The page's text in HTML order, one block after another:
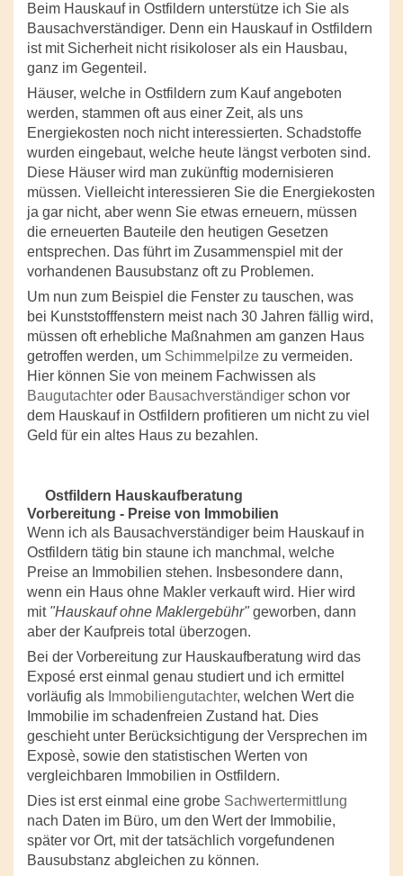
Beim Hauskauf in Ostfildern unterstütze ich Sie als
Bausachverständiger. Denn ein Hauskauf in Ostfildern
ist mit Sicherheit nicht risikoloser als ein Hausbau,
ganz im Gegenteil.
Häuser, welche in Ostfildern zum Kauf angeboten
werden, stammen oft aus einer Zeit, als uns
Energiekosten noch nicht interessierten. Schadstoffe
wurden eingebaut, welche heute längst verboten sind.
Diese Häuser wird man zukünftig modernisieren
müssen. Vielleicht interessieren Sie die Energiekosten
ja gar nicht, aber wenn Sie etwas erneuern, müssen
die erneuerten Bauteile den heutigen Gesetzen
entsprechen. Das führt im Zusammenspiel mit der
vorhandenen Bausubstanz oft zu Problemen.
Um nun zum Beispiel die Fenster zu tauschen, was
bei Kunststofffenstern meist nach 30 Jahren fällig wird,
müssen oft erhebliche Maßnahmen am ganzen Haus
getroffen werden, um Schimmelpilze zu vermeiden.
Hier können Sie von meinem Fachwissen als
Baugutachter oder Bausachverständiger schon vor
dem Hauskauf in Ostfildern profitieren um nicht zu viel
Geld für ein altes Haus zu bezahlen.
Ostfildern Hauskaufberatung
Vorbereitung - Preise von Immobilien
Wenn ich als Bausachverständiger beim Hauskauf in
Ostfildern tätig bin staune ich manchmal, welche
Preise an Immobilien stehen. Insbesondere dann,
wenn ein Haus ohne Makler verkauft wird. Hier wird
mit "Hauskauf ohne Maklergebühr"geworben, dann
aber der Kaufpreis total überzogen.
Bei der Vorbereitung zur Hauskaufberatung wird das
Exposé erst einmal genau studiert und ich ermittel
vorläufig als Immobiliengutachter, welchen Wert die
Immobilie im schadenfreien Zustand hat. Dies
geschieht unter Berücksichtigung der Versprechen im
Exposè, sowie den statistischen Werten von
vergleichbaren Immobilien in Ostfildern.
Dies ist erst einmal eine grobe Sachwertermittlung
nach Daten im Büro, um den Wert der Immobilie,
später vor Ort, mit der tatsächlich vorgefundenen
Bausubstanz abgleichen zu können.